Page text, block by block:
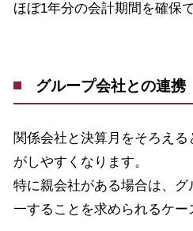
ほぼ1年分の会計期間を確保
グループ会社との連携
関係会社と決算月をそろえ
がしやすくなります。
特に親会社がある場合は、
一することを求められるケー